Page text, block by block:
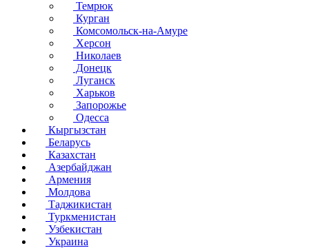
Темрюк
Курган
Комсомольск-на-Амуре
Херсон
Николаев
Донецк
Луганск
Харьков
Запорожье
Одесса
Кыргызстан
Беларусь
Казахстан
Азербайджан
Армения
Молдова
Таджикистан
Туркменистан
Узбекистан
Украина